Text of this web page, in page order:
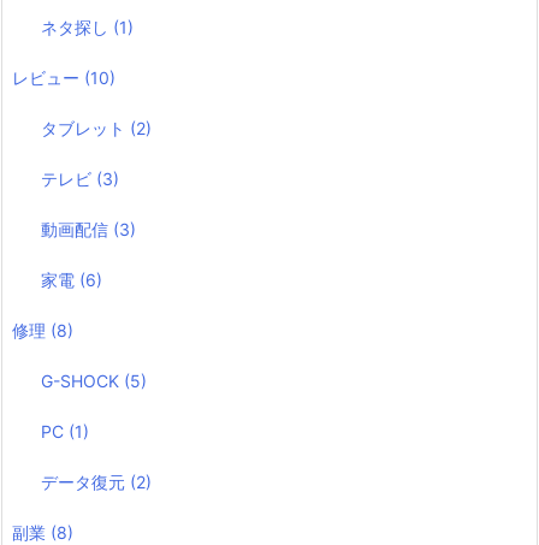
ネタ探し (1)
レビュー (10)
タブレット (2)
テレビ (3)
動画配信 (3)
家電 (6)
修理 (8)
G-SHOCK (5)
PC (1)
データ復元 (2)
副業 (8)